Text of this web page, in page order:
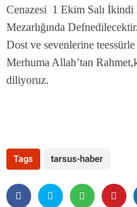
Cenazesi 1 Ekim Salı İkindi
Mezarlığında Defnedilecektir.
Dost ve sevenlerine
Merhuma Allah’tan
diliyoruz.
Tags tarsus-haber